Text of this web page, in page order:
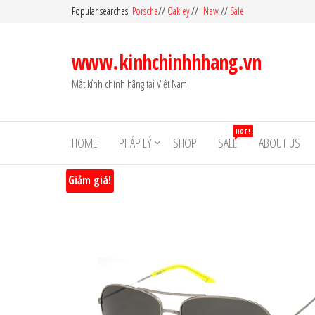
Popular searches: Porsche// Oakley// New// Sale
www.kinhchinhhhang.vn
Mắt kính chính hãng tại Việt Nam
HOME PHÁP LÝ SHOP SALE
HOT!
ABOUT US
Giảm giá!